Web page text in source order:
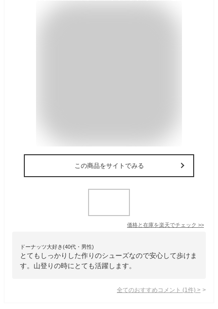
この商品をサイトでみる
価格と在庫を楽天でチェック >>
ドーナッツ大好き(40代・男性)
とてもしっかりした作りのシューズなので安心して歩けま
す。山登りの時にとても活躍します。
全てのおすすめコメント (1 件) >